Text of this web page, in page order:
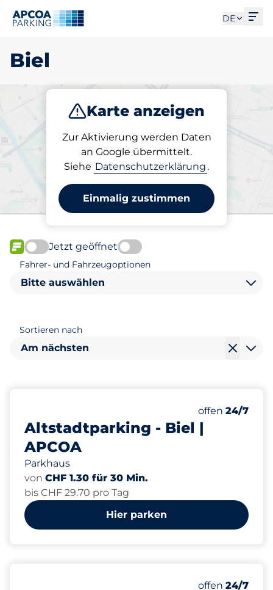
DE
Biel
Karte anzeigen
Zur Aktivierung werden Daten
an Google übermittelt.
Siehe Datenschutzerklärung .
Einmalig zustimmen
Parken Laden
Wählen Sie Ihren Stellplatz
in Biel
FLOW verfügbar
Jetzt geöffnet
Fahrer- und Fahrzeugoptionen
Bitte auswählen
Sortieren nach
Am nächsten
Altstadtparking - Biel |
APCOA
Parkhaus
Anzahl der
Gesamtplätze
Samstag
offen 24/7
von CHF 1.30 für 30 Min.
bis CHF 29.70 pro Tag
Hier parken
Anzahl der
Gesamtplätze
Samstag
offen 24/7